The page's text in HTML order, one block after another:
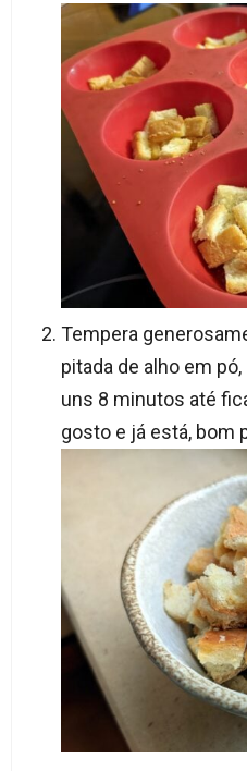
Tempera
pitada de alho em
uns 8 minutos até
gosto e já está, bom